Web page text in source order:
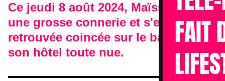
FAIT
Ce jeudi 8 août 2024, Maïssane a fait
une grosse connerie et s'est
retrouvée coincée sur le balcon de
son hôtel toute nue.